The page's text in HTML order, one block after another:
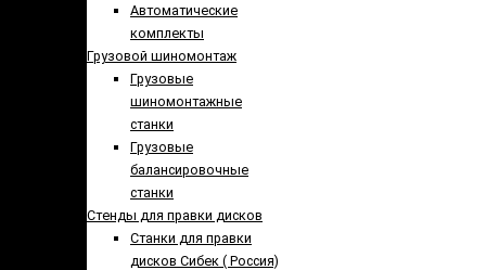
Автоматические
комплекты
Грузовой шиномонтаж
Грузовые
шиномонтажные
станки
Грузовые
балансировочные
станки
Стенды для правки дисков
Cтанки для правки
дисков Сибек ( Россия)